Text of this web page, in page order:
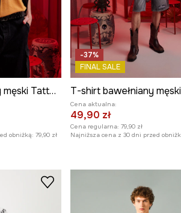
T-shirt bawełniany męski Tattoo Art by Boren Huang – Horiren 彫壬
obniżką: 79,90 zł
-37%
FINAL SALE
Cena aktualna:
49,90 zł
Cena regularna: 79,90 zł
Najniższa cena z 30 dni przed